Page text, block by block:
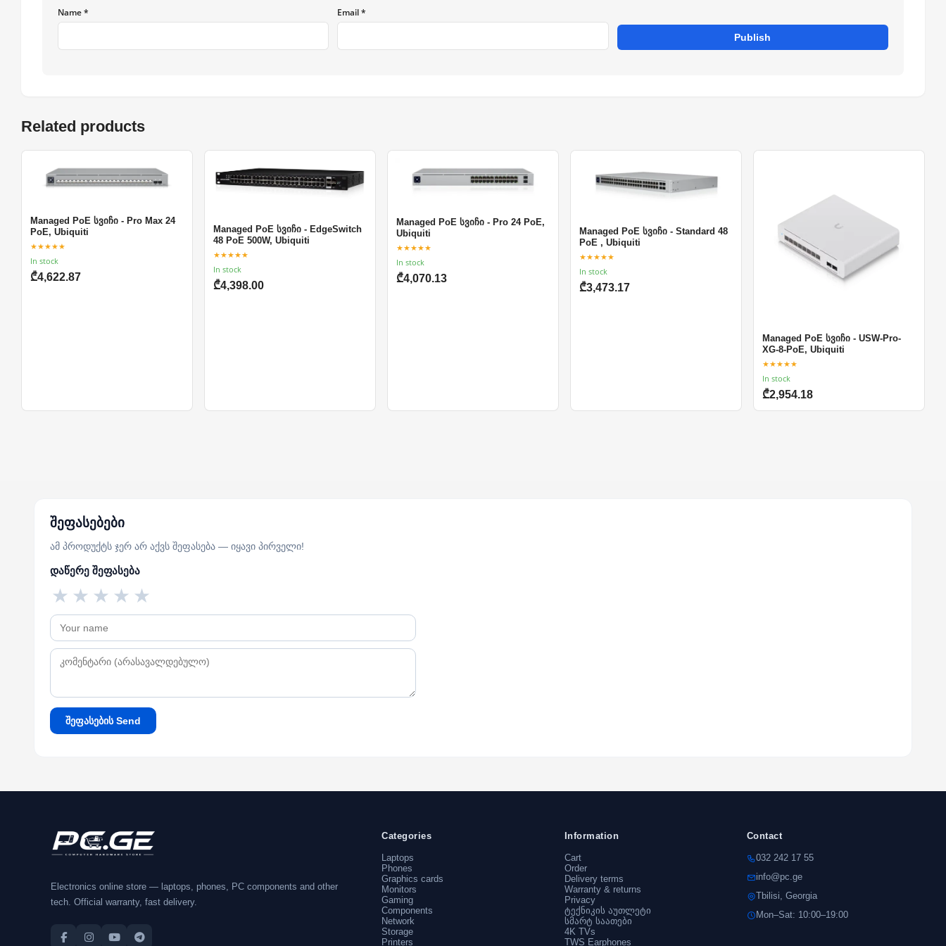
Name * Email *
Publish
Related products
Managed PoE სვიჩი - Pro Max 24
PoE, Ubiquiti
★★★★★
In stock
₾4,622.87
Managed PoE სვიჩი - EdgeSwitch
48 PoE 500W, Ubiquiti
★★★★★
In stock
₾4,398.00
Managed PoE სვიჩი - Pro 24 PoE,
Ubiquiti
★★★★★
In stock
₾4,070.13
Managed PoE სვიჩი - Standard 48
PoE , Ubiquiti
★★★★★
In stock
₾3,473.17
Managed PoE სვიჩი - USW-Pro-
XG-8-PoE, Ubiquiti
★★★★★
In stock
₾2,954.18
შეფასებები
ამ პროდუქტს ჯერ არ აქვს შეფასება — იყავი პირველი!
დაწერე შეფასება
★
★
★
★
★
შეფასების Send
Electronics online store — laptops, phones, PC components and other
tech. Official warranty, fast delivery.
Categories
Laptops
Phones
Graphics cards
Monitors
Gaming
Components
Network
Storage
Printers
Information
Cart
Order
Delivery terms
Warranty & returns
Privacy
ტექნიკის აუთლეტი
სმარტ საათები
4K TVs
TWS Earphones
Contact
032 242 17 55
info@pc.ge
Tbilisi, Georgia
Mon–Sat: 10:00–19:00